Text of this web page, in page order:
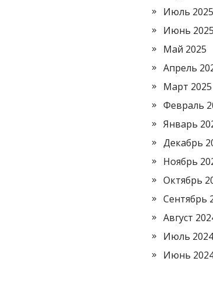
Июль 2025
Июнь 2025
Май 2025
Апрель
Март 2025
Февраль
Январь
Декабрь
Ноябрь
Октябрь
Сентябрь
Август
Июль 2024
Июнь